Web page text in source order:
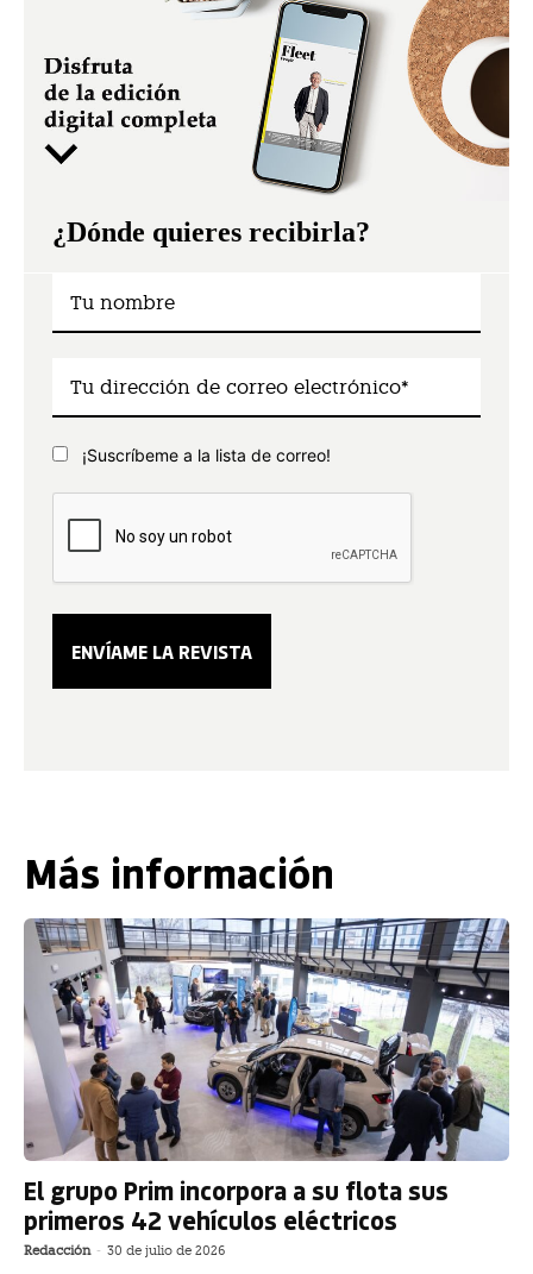
¿Dónde quieres recibirla?
¡Suscríbeme a la lista de correo!
Más información
El grupo Prim incorpora a su flota sus
primeros 42 vehículos eléctricos
Redacción - 30 de julio de 2026